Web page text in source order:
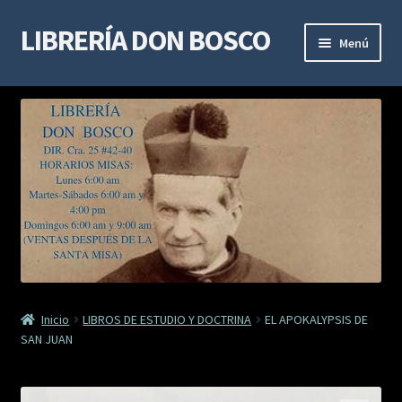
Ir
a
navegación
Ir
al
LIBRERÍA DON BOSCO Menú
LIBROS DE ESPIRITUALIDAD
LIBROS DE ESTUDIO Y DOCTRINA
LIBROS MARIANOS
LIBROS DE DEVOCIÓN
SACRAMENTALES
VIDAS DE SANTOS
Inicio LIBROS DE ESTUDIO Y DOCTRINA
EL APOKALYPSIS DE
SAN JUAN